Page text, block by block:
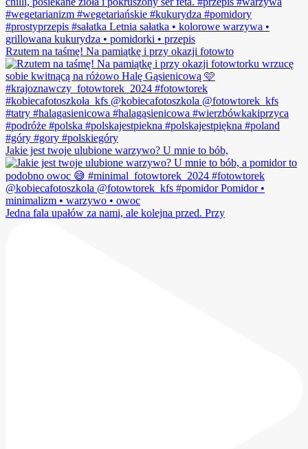
Rzutem na taśmę! Na pamiątkę i przy okazji fotowto
Jakie jest twoje ulubione warzywo? U mnie to bób,
Jedna fala upałów za nami, ale kolejna przed. Przy